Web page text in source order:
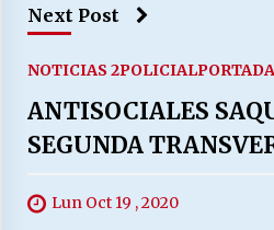
Next Post
NOTICIAS 2POLICIAL
ANTISOCIALES
SEGUNDA
Lun Oct 19 , 2020